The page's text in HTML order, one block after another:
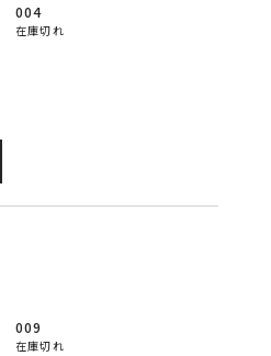
004
在庫切れ
009
在庫切れ